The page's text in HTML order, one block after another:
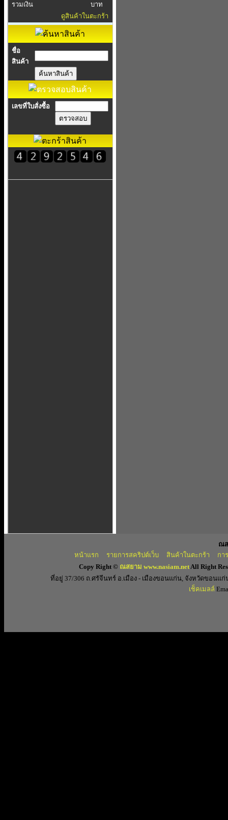
รวมเงิน
บาท
ดูสินค้าในตะกร้า
ชื่อ
สินค้า
เลขที่ใบสั่งซื้อ
ณส
หน้าแรก
รายการสคริปต์เว็บ สินค้าในตะกร้า
กา
Copy Right © ณสยาม www.nasiam.netAll Right
ที่อยู่ 37/306 ถ.ศรัจีนทร์ อ.เมือง - เมืองขอนแก่น, จังหวัดขอนแก่
เช็คเมลล์